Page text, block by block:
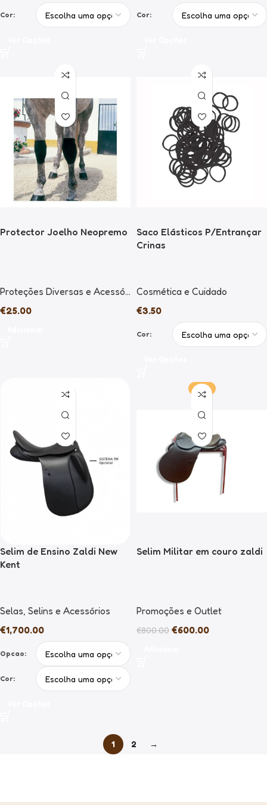
Cor: Cor:
Protector Joelho Neopremo
Proteções Diversas e Acessórios
€25.00
Saco Elásticos P/Entrançar
Crinas
Cosmética e Cuidado
€3.50
Cor:
Selim de Ensino Zaldi New
Kent
Selas, Selins e Acessórios
€1,700.00
Opcao:
Cor:
-25%
Selim Militar em couro zaldi
Promoções e Outlet
€800.00 €600.00
1 2 →